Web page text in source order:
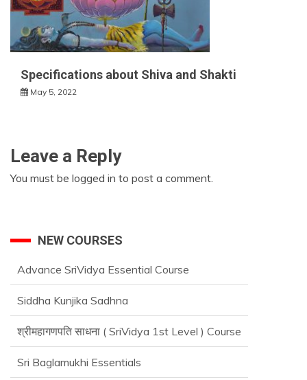
Specifications about Shiva and Shakti
May 5, 2022
Leave a Reply
You must be logged in to post a comment.
NEW COURSES
Siddha Kunjika Sadhna
श्रीमहागणपति साधना ( SriVidya 1st Level ) Course
Sri Baglamukhi Essentials
श्रीराजमातंगी-साधना